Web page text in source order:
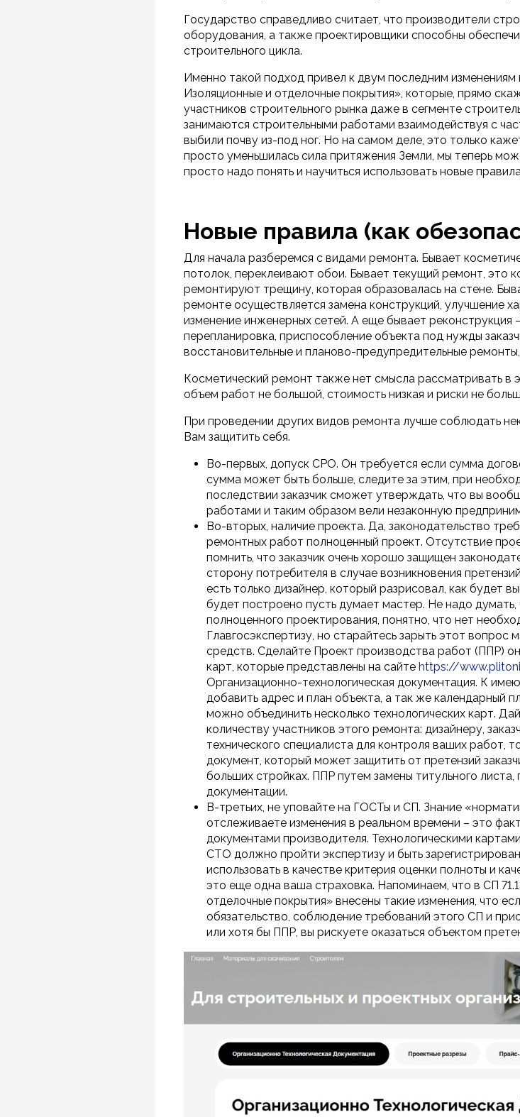
Государство справедливо считает, что производители
оборудования, а также проектировщики способны
строительного цикла.
Именно такой подход привел к двум последним
Изоляционные и отделочные покрытия», которые, прямо
участников строительного рынка даже в сегменте
занимаются строительными работами взаимодействуя с
выбили почву из-под ног. Но на самом деле, это только
просто уменьшилась сила притяжения Земли, мы теперь
просто надо понять и научиться использовать новые
Новые правила (как
Для начала разберемся с видами ремонта. Бывает
потолок, переклеивают обои. Бывает текущий ремонт, это
ремонтируют трещину, которая образовалась на стене.
ремонте осуществляется замена конструкций, улучшение
изменение инженерных сетей. А еще бывает реконструкция
перепланировка, приспособление объекта под нужды
восстановительные и планово-предупредительные
Косметический ремонт также нет смысла рассматривать в
объем работ не большой, стоимость низкая и риски не
При проведении других видов ремонта лучше соблюдать
Вам защитить себя.
Во-первых, допуск СРО. Он требуется если сумма
сумма может быть больше, следите за этим, при
последствии заказчик сможет утверждать, что вы
работами и таким образом вели незаконную
Во-вторых, наличие проекта. Да, законодательство
ремонтных работ полноценный проект. Отсутствие
помнить, что заказчик очень хорошо защищен
сторону потребителя в случае возникновения
есть только дизайнер, который разрисовал, как будет
будет построено пусть думает мастер. Не надо
полноценного проектирования, понятно, что нет
Главгосэкспертизу, но старайтесь зарыть этот вопрос
средств. Сделайте Проект производства работ (ППР)
карт, которые представлены на сайте https://
Организационно-технологическая документация. К
добавить адрес и план объекта, а так же календарный
можно объединить несколько технологических карт.
количеству участников этого ремонта: дизайнеру,
технического специалиста для контроля ваших работ,
документ, который может защитить от претензий
больших стройках. ППР путем замены титульного
документации.
В-третьих, не уповайте на ГОСТы и СП. Знание
отслеживаете изменения в реальном времени – это
документами производителя. Технологическими
СТО должно пройти экспертизу и быть
использовать в качестве критерия оценки полноты и
это еще одна ваша страховка. Напоминаем, что в СП
отделочные покрытия» внесены такие изменения, что
обязательство, соблюдение требований этого СП и
или хотя бы ППР, вы рискуете оказаться объектом